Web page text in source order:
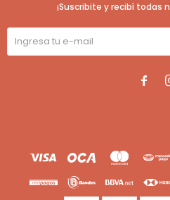
¡Suscribite y recibí todas
